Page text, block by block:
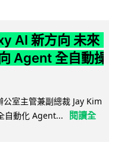
AI 新方向 未來
Agent 全自動操
室主管兼副總裁 Jay Kim
自動化 Agent...
閱讀全